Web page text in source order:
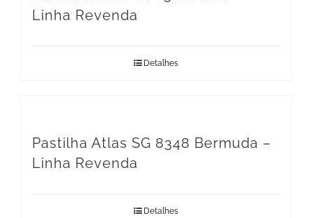
Linha Revenda
Detalhes
Pastilha Atlas SG 8348 Bermuda –
Linha Revenda
Detalhes